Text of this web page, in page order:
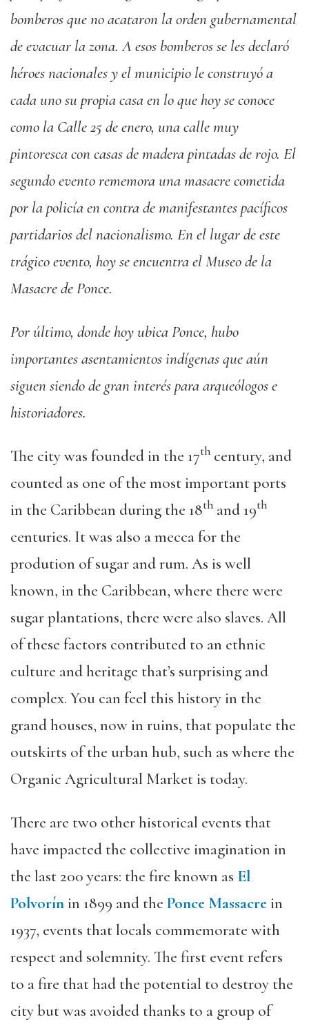
bomberos que no acataron la orden gubernamental
de evacuar la zona. A esos bomberos se les declaró
héroes nacionales y el municipio le construyó a
cada uno su propia casa en lo que hoy se conoce
como la Calle 25 de enero, una calle muy
pintoresca con casas de madera pintadas de rojo. El
segundo evento rememora una masacre cometida
por la policía en contra de manifestantes pacíficos
partidarios del nacionalismo. En el lugar de este
trágico evento, hoy se encuentra el Museo de la
Masacre de Ponce.
Por último, donde hoy ubica Ponce, hubo
importantes asentamientos indígenas que aún
siguen siendo de gran interés para arqueólogos e
historiadores.
The city was founded in the 17th century, and
counted as one of the most important ports
in the Caribbean during the 18th and 19th
centuries. It was also a mecca for the
prodution of sugar and rum. As is well
known, in the Caribbean, where there were
sugar plantations, there were also slaves. All
of these factors contributed to an ethnic
culture and heritage that’s surprising and
complex. You can feel this history in the
grand houses, now in ruins, that populate the
outskirts of the urban hub, such as where the
Organic Agricultural Market is today.
There are two other historical events that
have impacted the collective imagination in
the last 200 years: the fire known as El
Polvorínin 1899 and the Ponce Massacrein
1937, events that locals commemorate with
respect and solemnity. The first event refers
to a fire that had the potential to destroy the
city but was avoided thanks to a group of